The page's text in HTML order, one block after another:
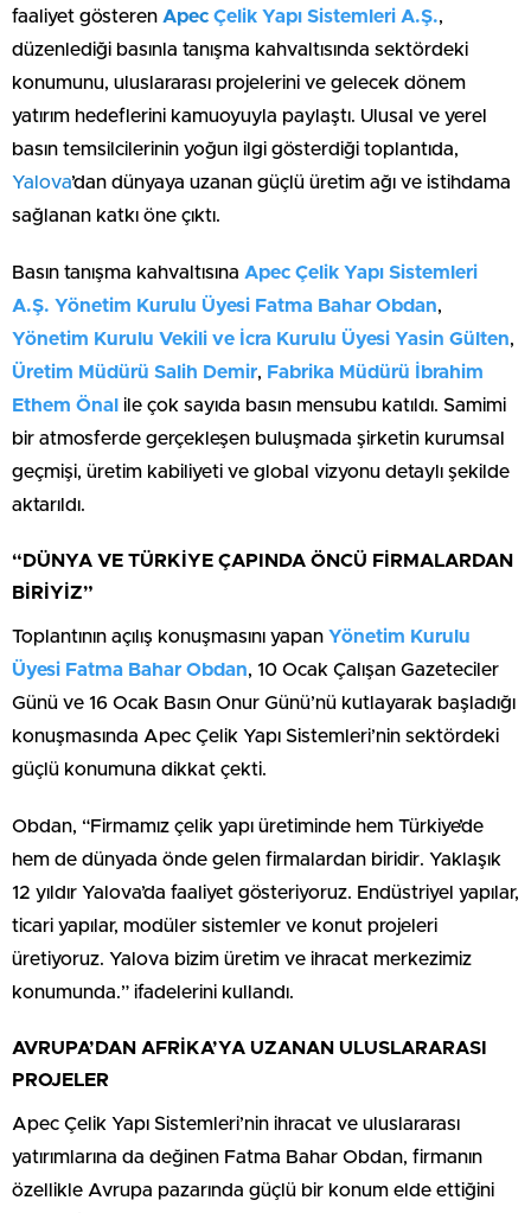
faaliyet gösteren Apec Çelik Yapı Sistemleri A.Ş.,
düzenlediği basınla tanışma kahvaltısında sektördeki
konumunu, uluslararası projelerini ve gelecek dönem
yatırım hedeflerini kamuoyuyla paylaştı. Ulusal ve yerel
basın temsilcilerinin yoğun ilgi gösterdiği toplantıda,
Yalova’dan dünyaya uzanan güçlü üretim ağı ve istihdama
sağlanan katkı öne çıktı.
Basın tanışma kahvaltısına Apec Çelik Yapı Sistemleri
A.Ş. Yönetim Kurulu Üyesi Fatma Bahar Obdan,
Yönetim Kurulu Vekili ve İcra Kurulu Üyesi Yasin Gülten,
Üretim Müdürü Salih Demir, Fabrika Müdürü İbrahim
Ethem Önal ile çok sayıda basın mensubu katıldı. Samimi
bir atmosferde gerçekleşen buluşmada şirketin kurumsal
geçmişi, üretim kabiliyeti ve global vizyonu detaylı şekilde
aktarıldı.
“DÜNYA VE TÜRKİYE ÇAPINDA ÖNCÜ FİRMALARDAN
BİRİYİZ”
Toplantının açılış konuşmasını yapan Yönetim Kurulu
Üyesi Fatma Bahar Obdan, 10 Ocak Çalışan Gazeteciler
Günü ve 16 Ocak Basın Onur Günü’nü kutlayarak başladığı
konuşmasında Apec Çelik Yapı Sistemleri’nin sektördeki
güçlü konumuna dikkat çekti.
Obdan, “Firmamız çelik yapı üretiminde hem Türkiye’de
hem de dünyada önde gelen firmalardan biridir. Yaklaşık
12 yıldır Yalova’da faaliyet gösteriyoruz. Endüstriyel yapılar,
ticari yapılar, modüler sistemler ve konut projeleri
üretiyoruz. Yalova bizim üretim ve ihracat merkezimiz
konumunda.” ifadelerini kullandı.
AVRUPA’DAN AFRİKA’YA UZANAN ULUSLARARASI
PROJELER
Apec Çelik Yapı Sistemleri’nin ihracat ve uluslararası
yatırımlarına da değinen Fatma Bahar Obdan, firmanın
özellikle Avrupa pazarında güçlü bir konum elde ettiğini